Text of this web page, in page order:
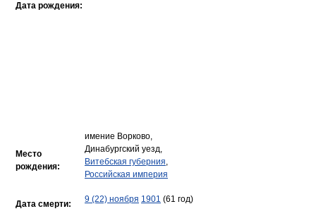
Дата рождения:
Место
рождения:
имение Ворково,
Динабургский уезд,
Витебская губерния,
Российская империя
Дата смерти: 9 (22) ноября 1901 (61 год)